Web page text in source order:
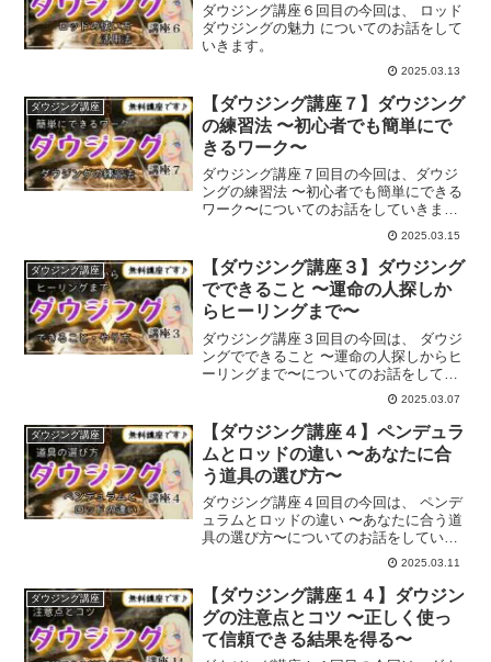
ダウジング講座６回目の今回は、 ロッド
ダウジングの魅力 についてのお話をして
いきます。
2025.03.13
ダウジング講座
【ダウジング講座７】ダウジング
の練習法 〜初心者でも簡単にで
きるワーク〜
ダウジング講座７回目の今回は、ダウジ
ングの練習法 〜初心者でも簡単にできる
ワーク〜についてのお話をしていきま
2025.03.15
ダウジング講座
【ダウジング講座３】ダウジング
でできること 〜運命の人探しか
らヒーリングまで〜
ダウジング講座３回目の今回は、 ダウジ
ングでできること 〜運命の人探しからヒ
ーリングまで〜についてのお話をしてい
2025.03.07
ダウジング講座
【ダウジング講座４】ペンデュラ
ムとロッドの違い 〜あなたに合
う道具の選び方〜
ダウジング講座４回目の今回は、 ペンデ
ュラムとロッドの違い 〜あなたに合う道
具の選び方〜についてのお話をしていき
2025.03.11
ダウジング講座
【ダウジング講座１４】ダウジン
グの注意点とコツ 〜正しく使っ
て信頼できる結果を得る〜